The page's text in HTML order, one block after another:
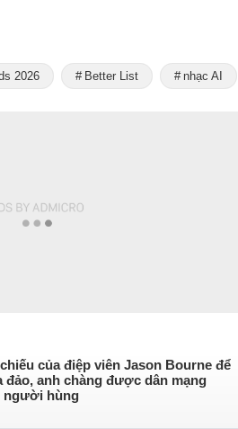
2026 Better List nhạc AI
của điệp viên Jason Bourne để
đảo, anh chàng được dân mạng
người hùng